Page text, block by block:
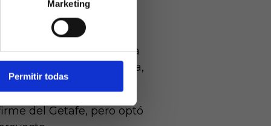
Marketing
Permitir todas
a
mayores
con
que terminó
verano de 2026, y llega
dejada por Fran García,
del Getafe, pero optó